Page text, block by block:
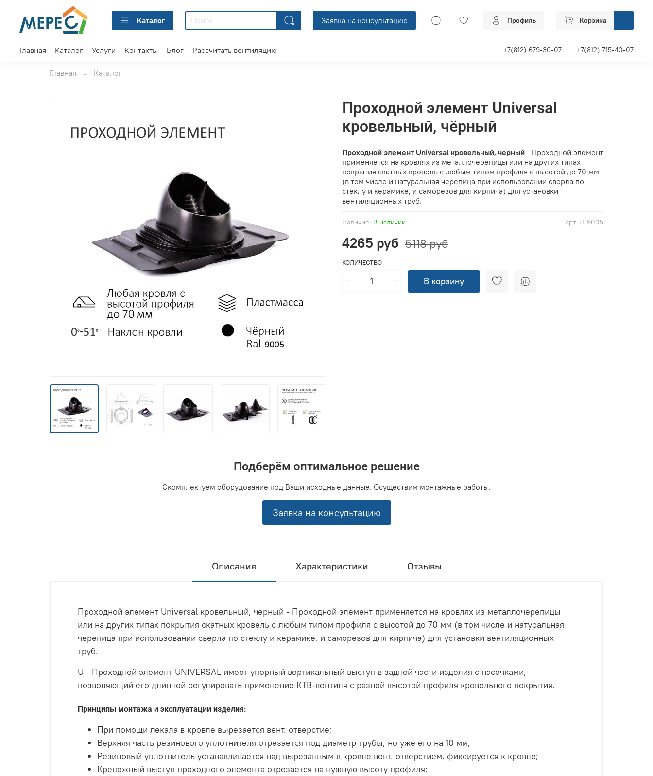
Каталог Заявка на консультацию Профиль Корзина
Главная Каталог Услуги Контакты Блог Рассчитать вентиляцию +7(812) 679-30-07 +7(812) 715-40-07
Главная Каталог
арт. U-9005
Наличие: В наличии
Проходной элемент Universal
кровельный, чёрный
4265 руб 5118 руб
КОЛИЧЕСТВО
В корзину
Проходной элемент Universal кровельный, черный - Проходной элемент
применяется на кровлях из металлочерепицы или на других типах
покрытия скатных кровель с любым типом профиля с высотой до 70 мм
(в том числе и натуральная черепица при использовании сверла по
стеклу и керамике, и саморезов для кирпича) для установки
вентиляционных труб.
Подберём оптимальное решение
Скомплектуем оборудование под Ваши исходные данные. Осуществим монтажные работы.
Заявка на консультацию
Описание Характеристики Отзывы
Проходной элемент Universal кровельный, черный - Проходной элемент применяется на кровлях из металлочерепицы
или на других типах покрытия скатных кровель с любым типом профиля с высотой до 70 мм (в том числе и натуральная
черепица при использовании сверла по стеклу и керамике, и саморезов для кирпича) для установки вентиляционных
труб.
U - Проходной элемент UNIVERSAL имеет упорный вертикальный выступ в задней части изделия с насечками,
позволяющий его длинной регулировать применение КТВ-вентиля с разной высотой профиля кровельного покрытия.
Принципы монтажа и эксплуатации изделия:
При помощи лекала в кровле вырезается вент. отверстие;
Верхняя часть резинового уплотнителя отрезается под диаметр трубы, но уже его на 10 мм;
Резиновый уплотнитель устанавливается над вырезанным в кровле вент. отверстием, фиксируется к кровле;
Крепежный выступ проходного элемента отрезается на нужную высоту профиля;